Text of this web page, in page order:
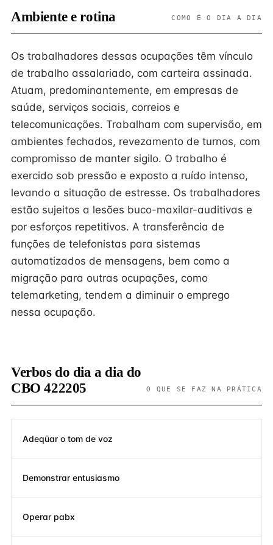
Ambiente e rotina COMO É O DIA A DIA
Os trabalhadores dessas ocupações têm vínculo
de trabalho assalariado, com carteira assinada.
Atuam, predominantemente, em empresas de
saúde, serviços sociais, correios e
telecomunicações. Trabalham com supervisão, em
ambientes fechados, revezamento de turnos, com
compromisso de manter sigilo. O trabalho é
exercido sob pressão e exposto a ruído intenso,
levando a situação de estresse. Os trabalhadores
estão sujeitos a lesões buco-maxilar-auditivas e
por esforços repetitivos. A transferência de
funções de telefonistas para sistemas
automatizados de mensagens, bem como a
migração para outras ocupações, como
telemarketing, tendem a diminuir o emprego
nessa ocupação.
Verbos do dia a dia do
CBO 422205
O QUE SE FAZ NA PRÁTICA
Adeqüar o tom de voz
Demonstrar entusiasmo
Operar pabx